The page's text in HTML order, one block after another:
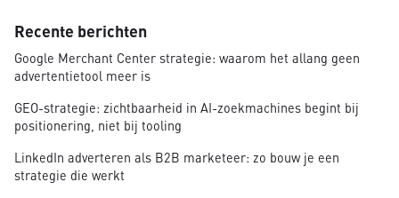
Recente berichten
Google Merchant Center strategie: waarom het allang geen
advertentietool meer is
GEO-strategie: zichtbaarheid in AI-zoekmachines begint bij
positionering, niet bij tooling
LinkedIn adverteren als B2B marketeer: zo bouw je een
strategie die werkt